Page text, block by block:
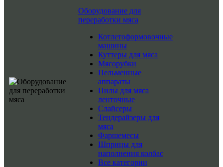
Оборудование для
переработки мяса
Котлетоформовочные
машины
Куттеры для мяса
Мясорубки
Пельменные
аппараты
Пилы для мяса
ленточные
Слайсеры
Тендерайзеры для
мяса
Фаршемесы
Шприцы для
наполнения колбас
Все категории